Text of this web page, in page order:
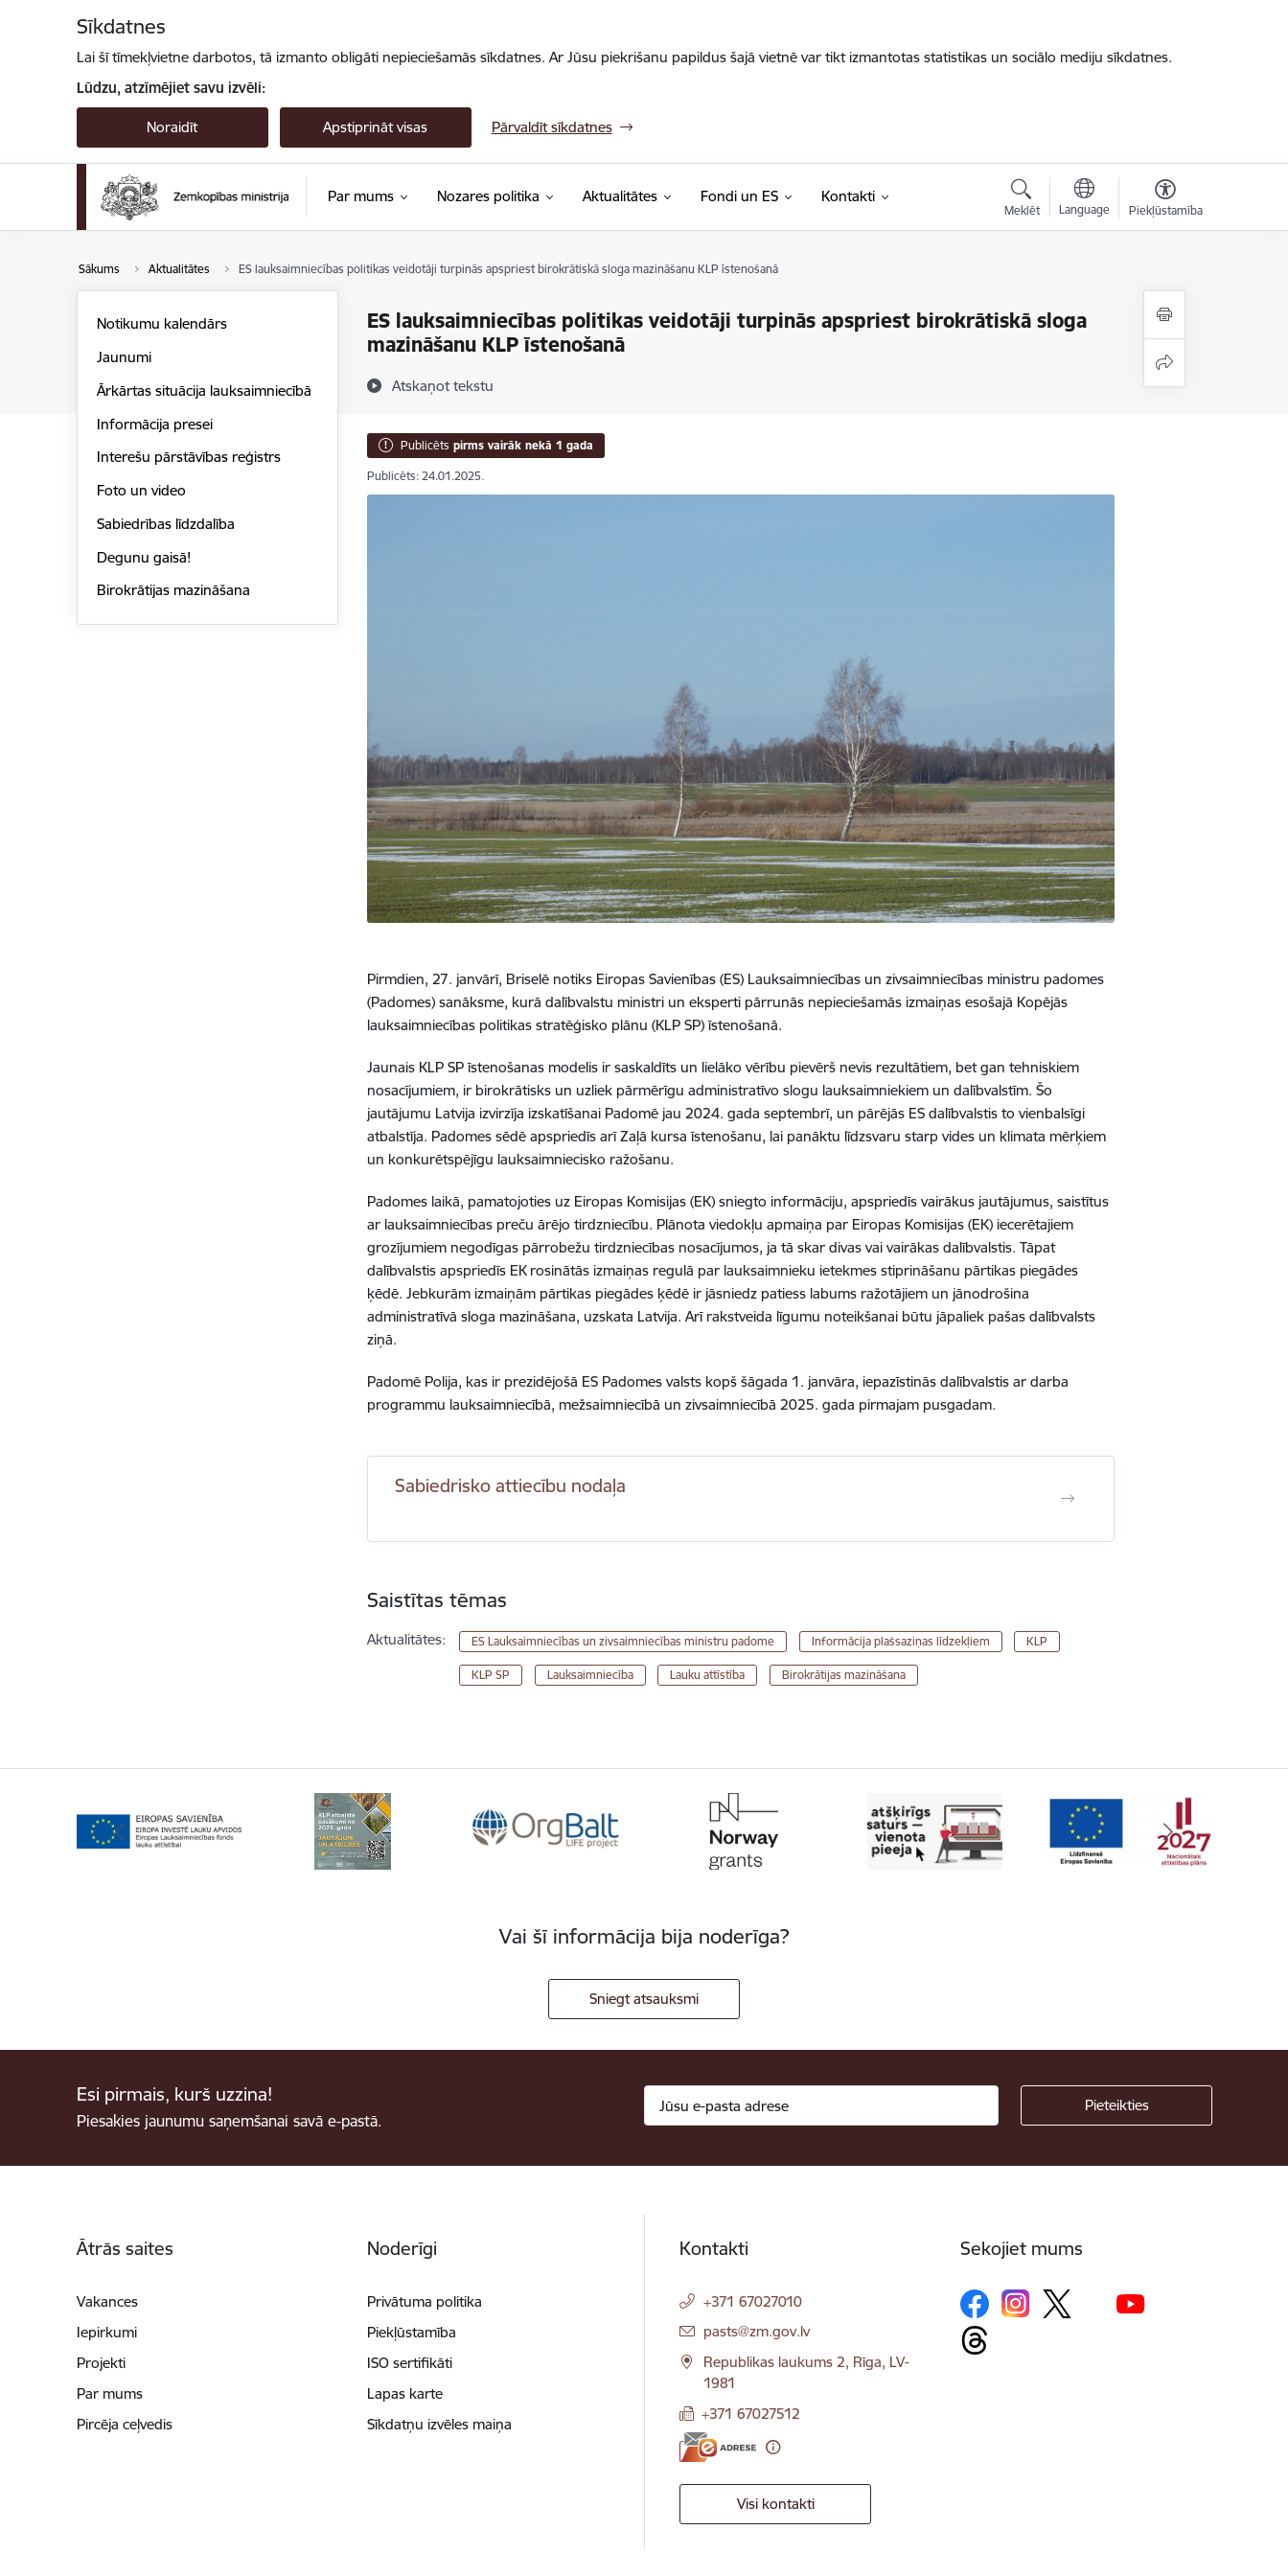
Sīkdatnes
Lai šī tīmekļvietne darbotos, tā izmanto obligāti nepieciešamās sīkdatnes. Ar Jūsu piekrišanu papildus šajā vietnē var tikt izmantotas statistikas un sociālo mediju sīkdatnes.
Lūdzu, atzīmējiet savu izvēli:
Noraidīt Apstiprināt visas Pārvaldīt sīkdatnes
Par mums Nozares politika Aktualitātes Fondi un ES Kontakti
Meklēt Language Piekļūstamība
Sākums Aktualitātes ES lauksaimniecības politikas veidotāji turpinās apspriest birokrātiskā sloga mazināšanu KLP īstenošanā
ES lauksaimniecības politikas veidotāji turpinās apspriest birokrātiskā sloga
mazināšanu KLP īstenošanā
Atskaņot tekstu
Notikumu kalendārs
Jaunumi
Ārkārtas situācija lauksaimniecībā
Informācija presei
Interešu pārstāvības reģistrs
Foto un video
Sabiedrības līdzdalība
Degunu gaisā!
Birokrātijas mazināšana
Publicēts pirms vairāk nekā 1 gada
Publicēts: 24.01.2025.
Pirmdien, 27. janvārī, Briselē notiks Eiropas Savienības (ES) Lauksaimniecības un zivsaimniecības ministru padomes
(Padomes) sanāksme, kurādalībvalstu ministri un eksperti pārrunās nepieciešamās izmaiņas esošajā Kopējās
lauksaimniecības politikas stratēģisko plānu (KLP SP) īstenošanā.
Jaunais KLP SP īstenošanas modelis ir saskaldīts un lielāko vērību pievērš nevis rezultātiem, bet gan tehniskiem
nosacījumiem, ir birokrātisks un uzliek pārmērīgu administratīvo slogu lauksaimniekiem un dalībvalstīm. Šo
jautājumu Latvija izvirzīja izskatīšanai Padomē jau 2024. gada septembrī, un pārējās ES dalībvalstis to vienbalsīgi
atbalstīja. Padomes sēdē apspriedīs arī Zaļā kursa īstenošanu, lai panāktu līdzsvaru starp vides un klimata mērķiem
un konkurētspējīgu lauksaimniecisko ražošanu.
Padomes laikā, pamatojoties uz Eiropas Komisijas (EK) sniegto informāciju, apspriedīs vairākus jautājumus, saistītus
ar lauksaimniecības preču ārējo tirdzniecību. Plānota viedokļu apmaiņa par Eiropas Komisijas (EK) iecerētajiem
grozījumiem negodīgas pārrobežu tirdzniecības nosacījumos, ja tā skar divas vai vairākas dalībvalstis. Tāpat
dalībvalstis apspriedīs EK rosinātās izmaiņas regulā par lauksaimnieku ietekmes stiprināšanu pārtikas piegādes
ķēdē. Jebkurām izmaiņām pārtikas piegādes ķēdē ir jāsniedz patiess labums ražotājiem un jānodrošina
administratīvā sloga mazināšana, uzskata Latvija. Arī rakstveida līgumu noteikšanai būtu jāpaliek pašas dalībvalsts
ziņā.
Padomē Polija, kas ir prezidējošā ES Padomes valsts kopš šāgada 1. janvāra, iepazīstinās dalībvalstis ar darba
programmu lauksaimniecībā, mežsaimniecībā un zivsaimniecībā 2025. gada pirmajam pusgadam.
Sabiedrisko attiecību nodaļa
Saistītas tēmas
Aktualitātes: ES Lauksaimniecības un zivsaimniecības ministru padome Informācija plašsaziņas līdzekļiem KLP
KLP SP Lauksaimniecība Lauku attīstība Birokrātijas mazināšana
Vai šī informācija bija noderīga?
Sniegt atsauksmi
Esi pirmais, kurš uzzina!
Piesakies jaunumu saņemšanai savā e-pastā.
Ātrās saites
Vakances
Iepirkumi
Projekti
Par mums
Pircēja ceļvedis
Noderīgi
Privātuma politika
Piekļūstamība
ISO sertifikāti
Lapas karte
Sīkdatņu izvēles maiņa
Kontakti
+371 67027010
E-pasts:
pasts@zm.gov.lv
Republikas laukums 2, Rīga, LV-
1981
+371 67027512
Visi kontakti
Sekojiet mums